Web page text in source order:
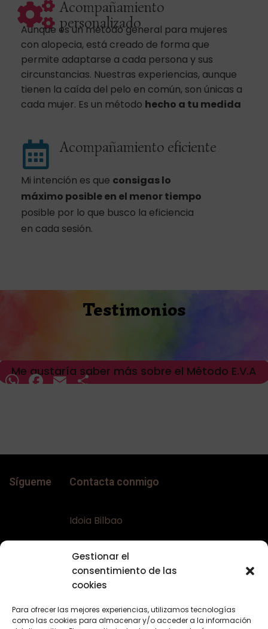
Gestionar el
consentimiento de las
cookies
Para ofrecer las mejores experiencias, utilizamos tecnologías
como las cookies para almacenar y/o acceder a la información
Acompañamiento
personalizado
Aunque es un método general para mujeres
con alopecia, está creado de forma que
permite adaptarse a cada persona y sus
circunstancias. Nuestras experiencias, aunque
tienen la caída del pelo en común, son únicas a
cada mujer. Es un método hecho a tu medida
Acompañamiento eficiente
Mi intención es que consigas lo
máximo posibleen el menor tiempo
posible por lo que busco la eficiencia
en cada sesión.
Me gustaría saber más sobre el Método E.V.A
Testimonios
WhatsApp
Facebook
Email
Compartir
Sígueme Contacta conmigo
Idoia Bilbao
Teléfono:+34 617644453
Email:bellaconalopecia@gmail.com
Web:
Textos Legales